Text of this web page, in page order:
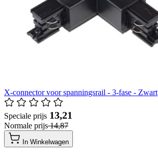
X-connector voor spanningsrail - 3-fase - Zwart
Speciale prijs ​ 13,21
Normale prijs​ 14,87
In Winkelwagen